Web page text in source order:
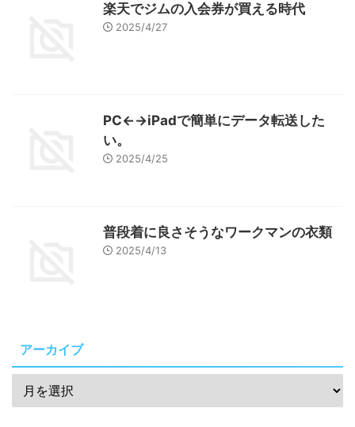
楽天でジムの入会券が買える時代
2025/4/27
PC←→iPadで簡単にデータ転送した
い。
2025/4/25
普段着に良さそうなワークマンの衣類
2025/4/13
アーカイブ